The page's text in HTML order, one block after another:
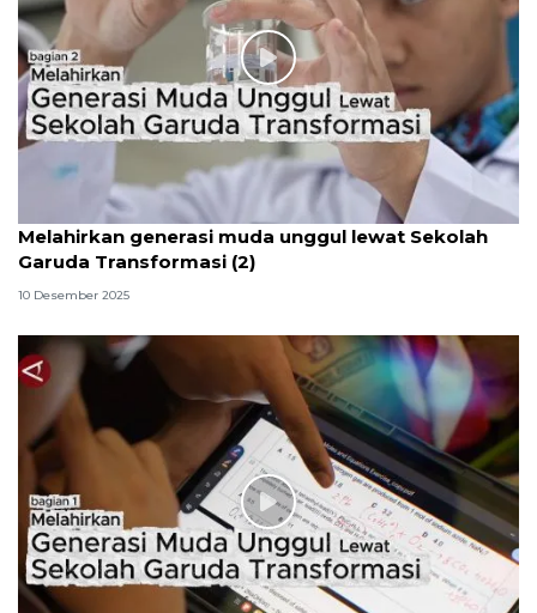
Melahirkan generasi muda unggul lewat Sekolah
Garuda Transformasi (2)
10 Desember 2025